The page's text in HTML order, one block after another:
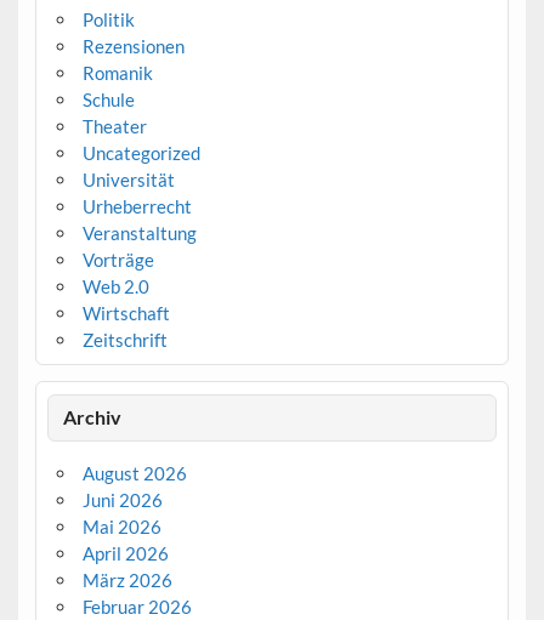
Politik
Rezensionen
Romanik
Schule
Theater
Uncategorized
Universität
Urheberrecht
Veranstaltung
Vorträge
Web 2.0
Wirtschaft
Zeitschrift
Archiv
August 2026
Juni 2026
Mai 2026
April 2026
März 2026
Februar 2026